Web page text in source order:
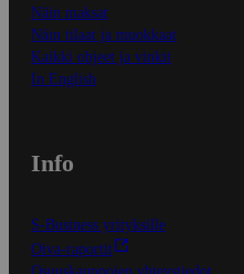
Näin maksat
Näin tilaat ja muokkaat
Kaikki ohjeet ja vinkit
In English
Info
S-Business yrityksille
Oiva-raportit